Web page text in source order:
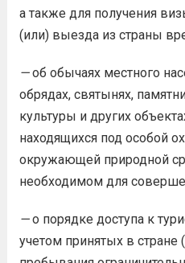
а также для получения
(или) выезда из страны
—об обычаях местного
обрядах, святынях,
культуры и других
находящихся под особой
окружающей природной
необходимом для
—о порядке доступа к
учетом принятых в стране